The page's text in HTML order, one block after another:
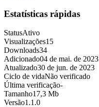
Estatísticas rápidas
StatusAtivo
Visualizações15
Downloads34
Adicionado04 de mai. de 2023
Atualizado30 de jun. de 2023
Ciclo de vidaNão verificado
Última verificação-
Tamanho17,3 Mb
Versão1.1.0